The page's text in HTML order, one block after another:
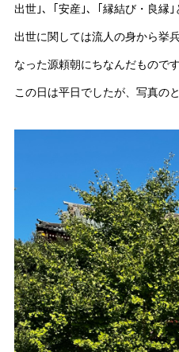
出世｣、｢安産｣、｢縁結び・良縁
出世に関しては流人の身から挙
なった源頼朝にちなんだものです
この日は平日でしたが、写真の